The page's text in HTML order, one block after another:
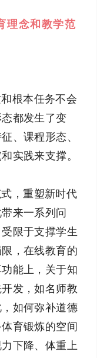
理念和教学范
根本任务不会
都发生了变
、课程形态、
实践来支撑。
，重塑新时代
来一系列问
限于支撑学生
，在线教育的
能上，关于知
发，如名师教
如何弥补道德
育锻炼的空间
下降、体重上